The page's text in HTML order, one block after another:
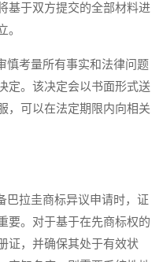
基于双方提交的全部材料进
。
考量所有事实和法律问题
定。该决定会以书面形式送
，可以在法定期限内向相关
拉圭商标异议申请时，证
要。对于基于在先商标权的
证，并确保其处于有效状